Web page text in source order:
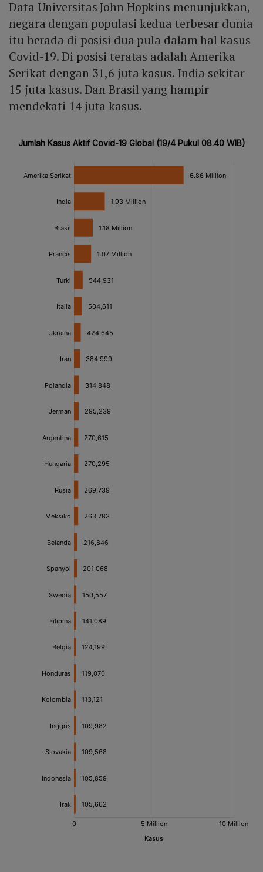
Data Universitas John Hopkins menunjukkan,
negara dengan populasi kedua terbesar dunia
itu berada di posisi dua pula dalam hal kasus
Covid-19. Di posisi teratas adalah Amerika
Serikat dengan 31,6 juta kasus. India sekitar
15 juta kasus. Dan Brasil yang hampir
mendekati 14 juta kasus.